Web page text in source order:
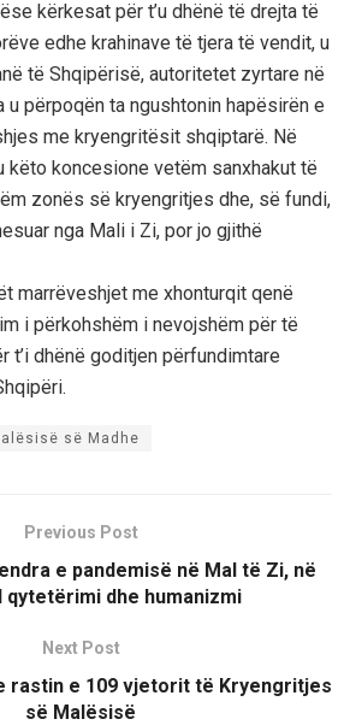
kërkesat për t’u dhënë të drejta të
edhe krahinave të tjera të vendit, u
të Shqipërisë, autoritetet zyrtare në
u përpoqën ta ngushtonin hapësirën e
me kryengritësit shqiptarë. Në
këto koncesione vetëm sanxhakut të
zonës së kryengritjes dhe, së fundi,
nga Mali i Zi, por jo gjithë
marrëveshjet me xhonturqit qenë
i përkohshëm i nevojshëm për të
t’i dhënë goditjen përfundimtare
së Madhe
Previous Post
e pandemisë në Mal të Zi, në
qytetërimi dhe humanizmi
Next Post
rastin e 109 vjetorit të Kryengritjes
së Malësisë